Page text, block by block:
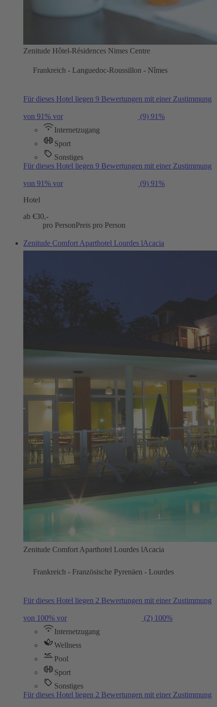
Zenitude Hôtel-Résidences Nimes Centre
Frankreich - Languedoc-Roussillon - Nîmes
Für dieses Hotel liegen 9 Bewertungen mit einer Zustimmung
von 91% vor (9) 91%
Internetzugang
Sport
Sonstiges
Für dieses Hotel liegen 9 Bewertungen mit einer Zustimmung
von 91% vor (9) 91%
Hotel
ab €30,-
pro PersonPreis pro Person
Zenitude Comfort Aparthotel Lourdes lAcacia
Zenitude Comfort Aparthotel Lourdes lAcacia
Frankreich - Französische Pyrenäen - Lourdes
Für dieses Hotel liegen 2 Bewertungen mit einer Zustimmung
von 100% vor (2) 100%
Internetzugang
Wellness
Pool
Sport
Sonstiges
Für dieses Hotel liegen 2 Bewertungen mit einer Zustimmung